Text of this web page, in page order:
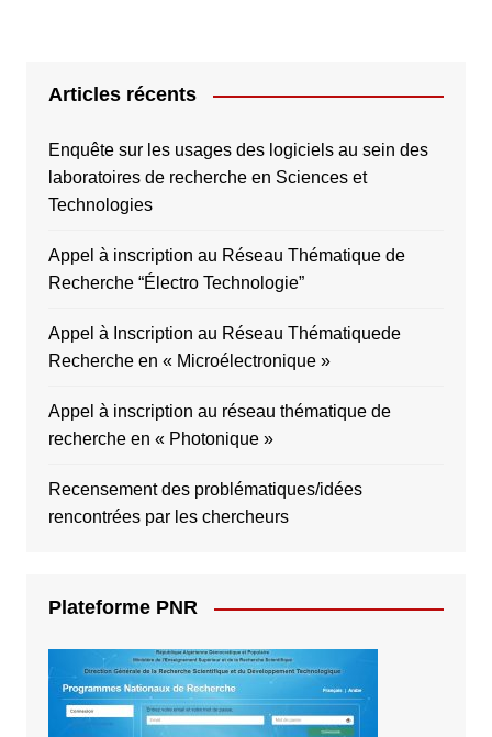
Articles récents
Enquête sur les usages des logiciels au sein des
laboratoires de recherche en Sciences et
Technologies
Appel à inscription au Réseau Thématique de
Recherche “Électro Technologie”
Appel à Inscription au Réseau Thématiquede
Recherche en « Microélectronique »
Appel à inscription au réseau thématique de
recherche en « Photonique »
Recensement des problématiques/idées
rencontrées par les chercheurs
Plateforme PNR